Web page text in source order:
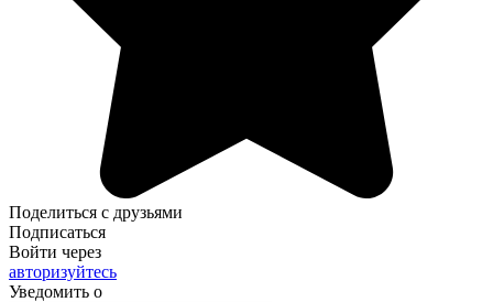
Поделиться с друзьями
Подписаться
Войти через
авторизуйтесь
Уведомить о